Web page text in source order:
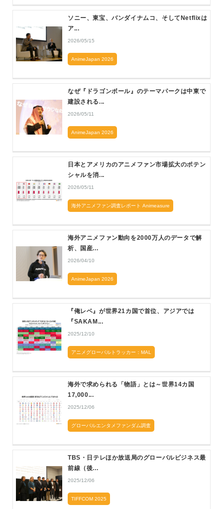
ソニー、東宝、バンダイナムコ、そしてNetflixは
ア...
2026/05/15
AnimeJapan 2026
なぜ『ドラゴンボール』のテーマパークは中東で
建設される...
2026/05/11
AnimeJapan 2026
日本とアメリカのアニメファン市場拡大のポテン
シャルを消...
2026/05/11
海外アニメファン調査レポート Animeasure
海外アニメファン動向を2000万人のデータで解
析、国産...
2026/04/10
AnimeJapan 2026
『俺レベ』が世界21カ国で首位、アジアでは
『SAKAM...
2025/12/10
アニメグローバルトラッカー：MAL
海外で求められる「物語」とは～世界14カ国
17,000...
2025/12/06
グローバルエンタメファンダム調査
TBS・日テレほか放送局のグローバルビジネス最
前線（後...
2025/12/06
TIFFCOM 2025